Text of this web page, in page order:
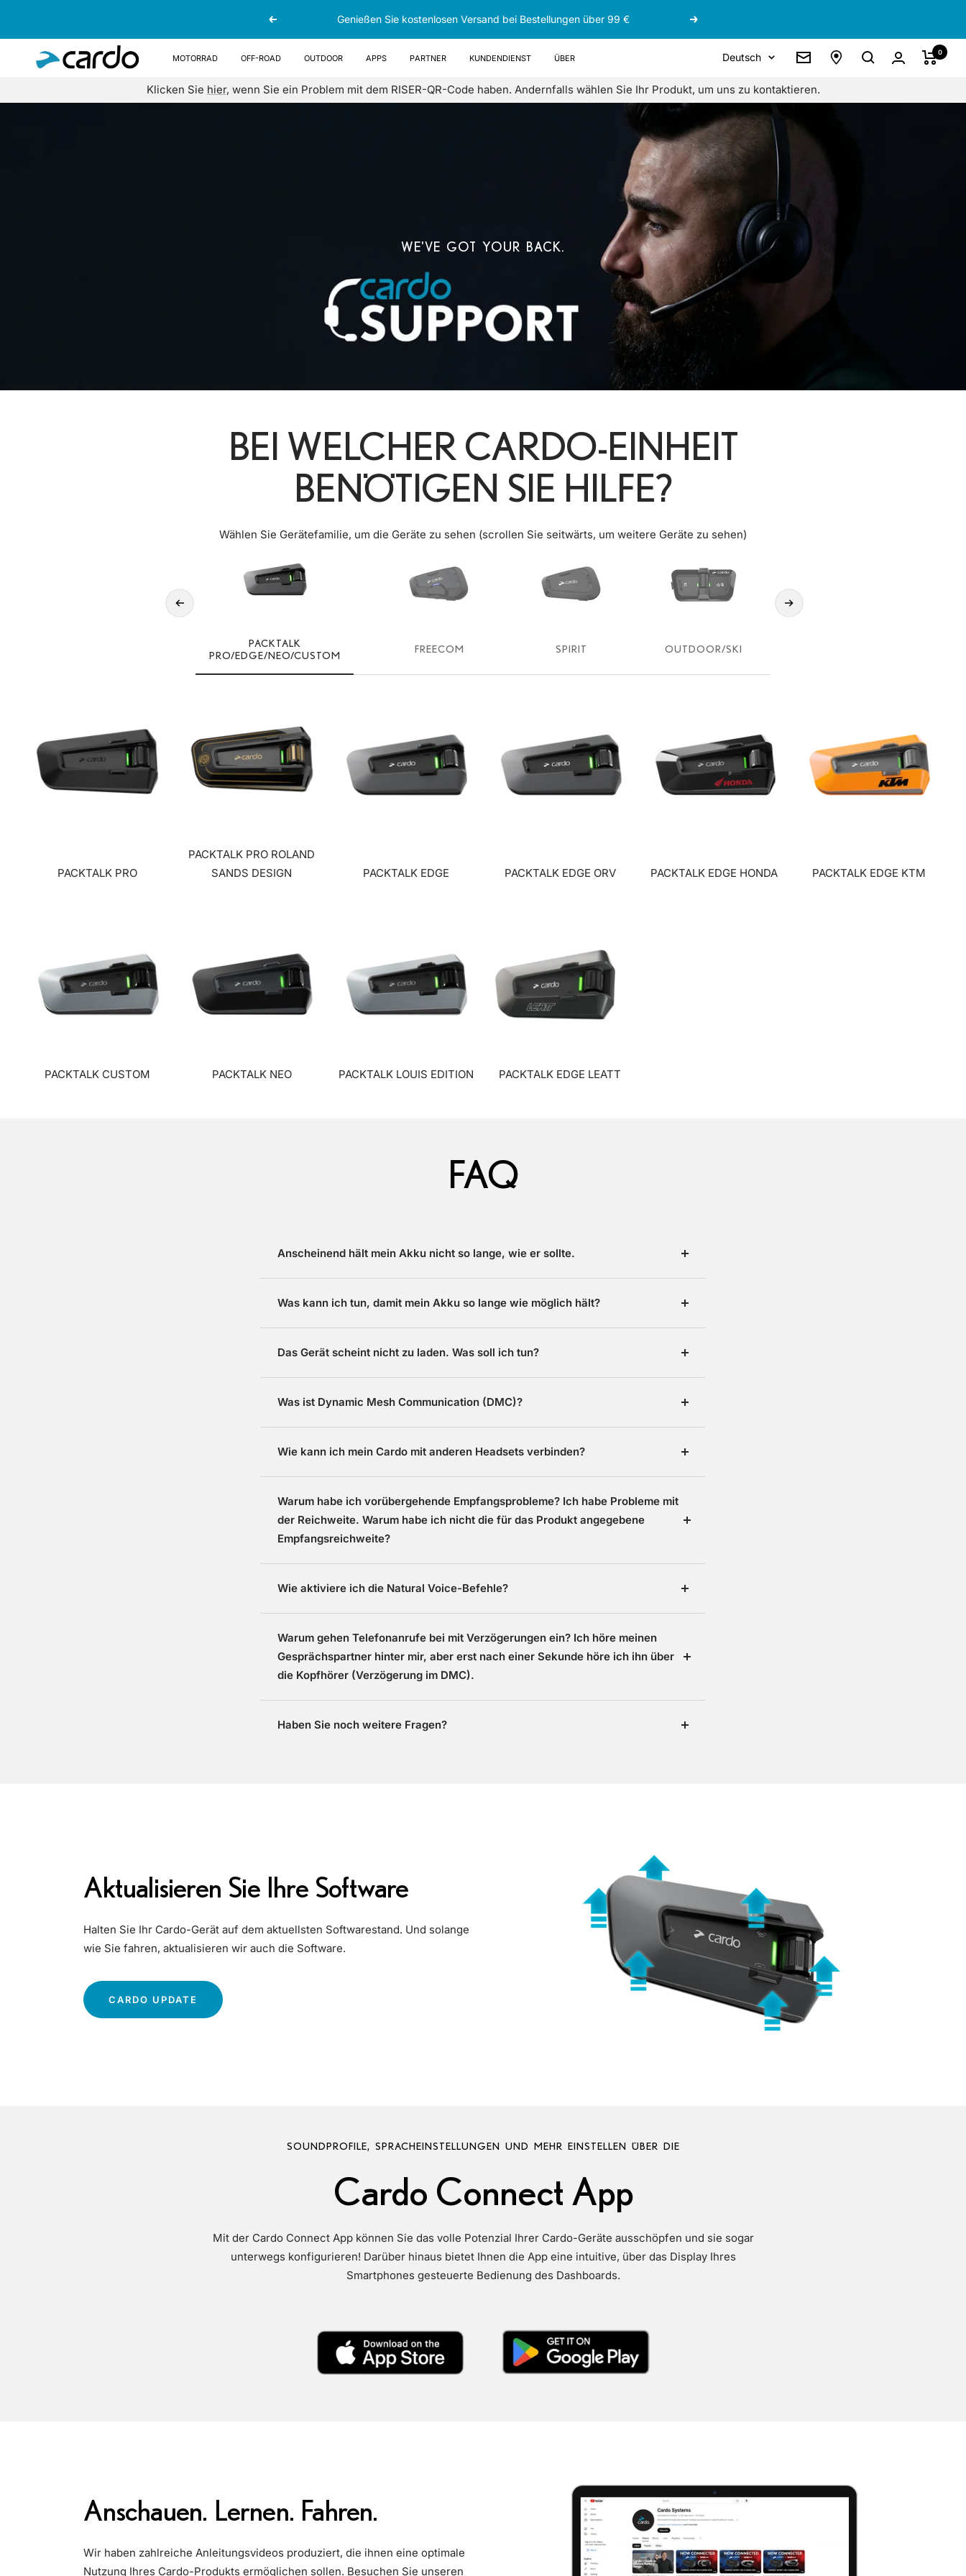
Zurück Genießen Sie kostenlosen Versand bei Bestellungen über 99 € Weiter
Motorrad OFF-ROAD OUTDOOR Apps Partner Kundendienst Über
Systems
Sprache
Deutsch Newsletter
0
Klicken Sie hier, wenn Sie ein Problem mit dem RISER-QR-Code haben. Andernfalls wählen Sie Ihr Produkt, um uns zu kontaktieren.
WE'VE GOT YOUR BACK.
BEI WELCHER CARDO-EINHEIT
BENÖTIGEN SIE HILFE?
Wählen Sie Gerätefamilie, um die Geräte zu sehen (scrollen Sie seitwärts, um weitere Geräte zu sehen)
PACKTALK
PRO/EDGE/NEO/CUSTOM
FREECOM SPIRIT OUTDOOR/SKI
Zurück Weiter
PACKTALK PRO
PACKTALK PRO ROLAND
SANDS DESIGN
PACKTALK EDGE PACKTALK EDGE ORV PACKTALK EDGE HONDA PACKTALK EDGE KTM
PACKTALK CUSTOM PACKTALK NEO PACKTALK LOUIS EDITION PACKTALK EDGE LEATT
FAQ
Anscheinend hält mein Akku nicht so lange, wie er sollte.
Was kann ich tun, damit mein Akku so lange wie möglich hält?
Das Gerät scheint nicht zu laden. Was soll ich tun?
Was ist Dynamic Mesh Communication (DMC)?
Wie kann ich mein Cardo mit anderen Headsets verbinden?
Warum habe ich vorübergehende Empfangsprobleme? Ich habe Probleme mit
der Reichweite. Warum habe ich nicht die für das Produkt angegebene
Empfangsreichweite?
Wie aktiviere ich die Natural Voice-Befehle?
Warum gehen Telefonanrufe bei mit Verzögerungen ein? Ich höre meinen
Gesprächspartner hinter mir, aber erst nach einer Sekunde höre ich ihn über
die Kopfhörer (Verzögerung im DMC).
Haben Sie noch weitere Fragen?
Aktualisieren Sie Ihre Software
Halten Sie Ihr Cardo-Gerät auf dem aktuellsten Softwarestand. Und solange
wie Sie fahren, aktualisieren wir auch die Software.
CARDO UPDATE ABOUT
SOUNDPROFILE, SPRACHEINSTELLUNGEN UND MEHR EINSTELLEN ÜBER DIE
Cardo Connect App
Mit der Cardo Connect App können Sie das volle Potenzial Ihrer Cardo-Geräte ausschöpfen und sie sogar
unterwegs konfigurieren! Darüber hinaus bietet Ihnen die App eine intuitive, über das Display Ihres
Smartphones gesteuerte Bedienung des Dashboards.
Anschauen. Lernen. Fahren.
Wir haben zahlreiche Anleitungsvideos produziert, die ihnen eine optimale
Nutzung Ihres Cardo-Produkts ermöglichen sollen. Besuchen Sie unseren